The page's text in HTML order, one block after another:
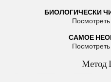
БИОЛОГИЧЕСКИ
САМОЕ
Метод